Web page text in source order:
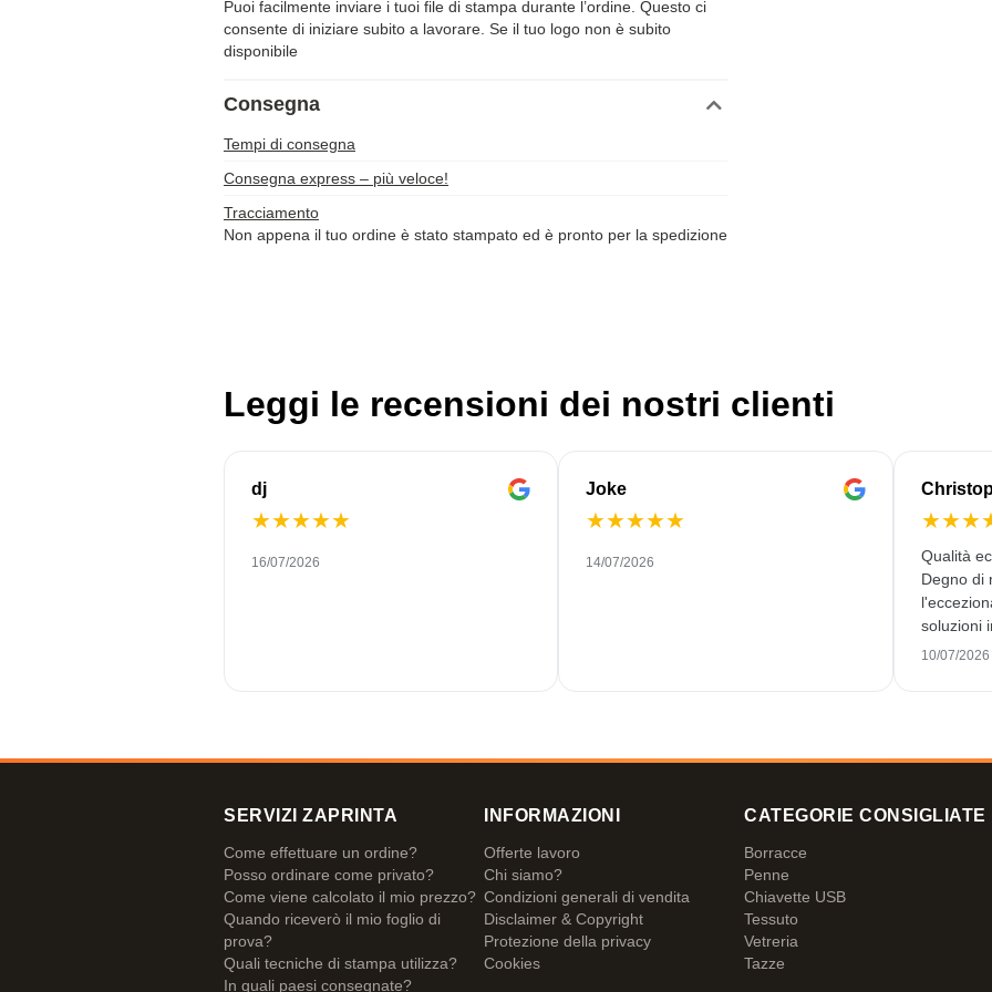
Puoi facilmente inviare i tuoi file di stampa durante l’ordine. Questo ci
consente di iniziare subito a lavorare. Se il tuo logo non è subito
disponibile
Consegna
Tempi di consegna
Consegna express – più veloce!
Tracciamento
Non appena il tuo ordine è stato stampato ed è pronto per la spedizione
Leggi le recensioni dei nostri clienti
dj
★★★★★
16/07/2026
Joke
★★★★★
14/07/2026
★★★
Qualità
Degno di
soluzioni
Niente
10/07/2026
SERVIZI ZAPRINTA
Come effettuare un ordine?
Posso ordinare come privato?
Come viene calcolato il mio prezzo?
Quando riceverò il mio foglio di
prova?
Quali tecniche di stampa utilizza?
In quali paesi consegnate?
INFORMAZIONI
Offerte lavoro
Chi siamo?
Condizioni generali di vendita
Disclaimer & Copyright
Protezione della privacy
Cookies
CATEGORIE CONSIGLIATE
Borracce
Penne
Chiavette USB
Tessuto
Vetreria
Tazze